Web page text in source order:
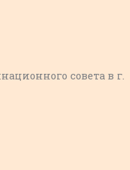
совета в г.